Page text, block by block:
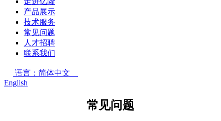
产品展示
技术服务
常见问题
人才招聘
联系我们
语言：简体中文
English
常见问题